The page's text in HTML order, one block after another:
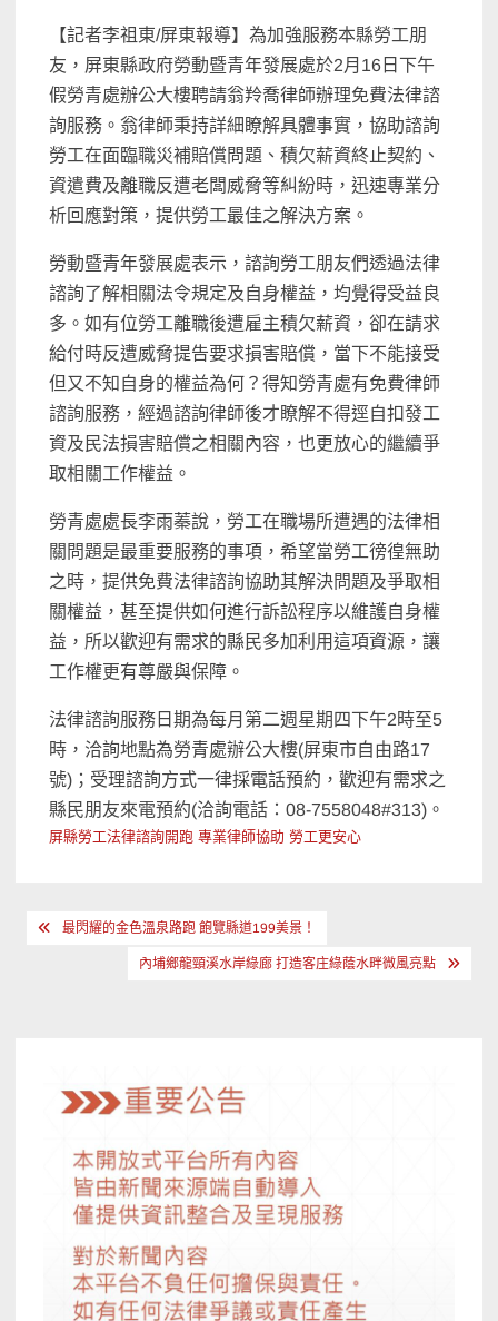
【記者李祖東/屏東報導】為加強服務本縣勞工朋
友，屏東縣政府勞動暨青年發展處於2月16日下午
假勞青處辦公大樓聘請翁羚喬律師辦理免費法律諮
詢服務。翁律師秉持詳細瞭解具體事實，協助諮詢
勞工在面臨職災補賠償問題、積欠薪資終止契約、
資遣費及離職反遭老闆威脅等糾紛時，迅速專業分
析回應對策，提供勞工最佳之解決方案。
勞動暨青年發展處表示，諮詢勞工朋友們透過法律
諮詢了解相關法令規定及自身權益，均覺得受益良
多。如有位勞工離職後遭雇主積欠薪資，卻在請求
給付時反遭威脅提告要求損害賠償，當下不能接受
但又不知自身的權益為何？得知勞青處有免費律師
諮詢服務，經過諮詢律師後才瞭解不得逕自扣發工
資及民法損害賠償之相關內容，也更放心的繼續爭
取相關工作權益。
勞青處處長李雨蓁說，勞工在職場所遭遇的法律相
關問題是最重要服務的事項，希望當勞工徬徨無助
之時，提供免費法律諮詢協助其解決問題及爭取相
關權益，甚至提供如何進行訴訟程序以維護自身權
益，所以歡迎有需求的縣民多加利用這項資源，讓
工作權更有尊嚴與保障。
法律諮詢服務日期為每月第二週星期四下午2時至5
時，洽詢地點為勞青處辦公大樓(屏東市自由路17
號)；受理諮詢方式一律採電話預約，歡迎有需求之
縣民朋友來電預約(洽詢電話：08-7558048#313)。
屏縣勞工法律諮詢開跑 專業律師協助 勞工更安心
文 最閃耀的金色溫泉路跑 飽覽縣道199美景！
內埔鄉龍頸溪水岸綠廊 打造客庄綠蔭水畔微風亮點